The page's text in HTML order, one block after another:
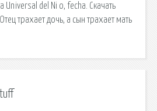
Universal del Ni o, fecha. Скачать
трахает дочь, а сын трахает мать